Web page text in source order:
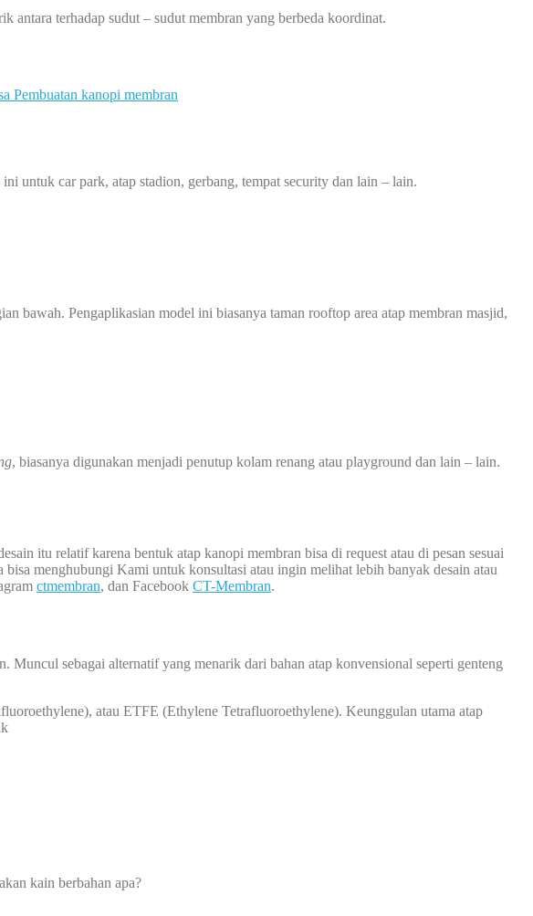
antara terhadap sudut – sudut membran yang berbeda koordinat.
untuk car park, atap stadion, gerbang, tempat security dan lain – lain.
bawah. Pengaplikasian model ini biasanya taman rooftop area atap membran masjid,
, biasanya digunakan menjadi penutup kolam renang atau playground dan lain – lain.
itu relatif karena bentuk atap kanopi membran bisa di request atau di pesan sesuai
menghubungi Kami untuk konsultasi atau ingin melihat lebih banyak desain atau
ctmembran, dan Facebook CT-Membran.
sebagai alternatif yang menarik dari bahan atap konvensional seperti genteng
atau ETFE (Ethylene Tetrafluoroethylene). Keunggulan utama atap
kain berbahan apa?